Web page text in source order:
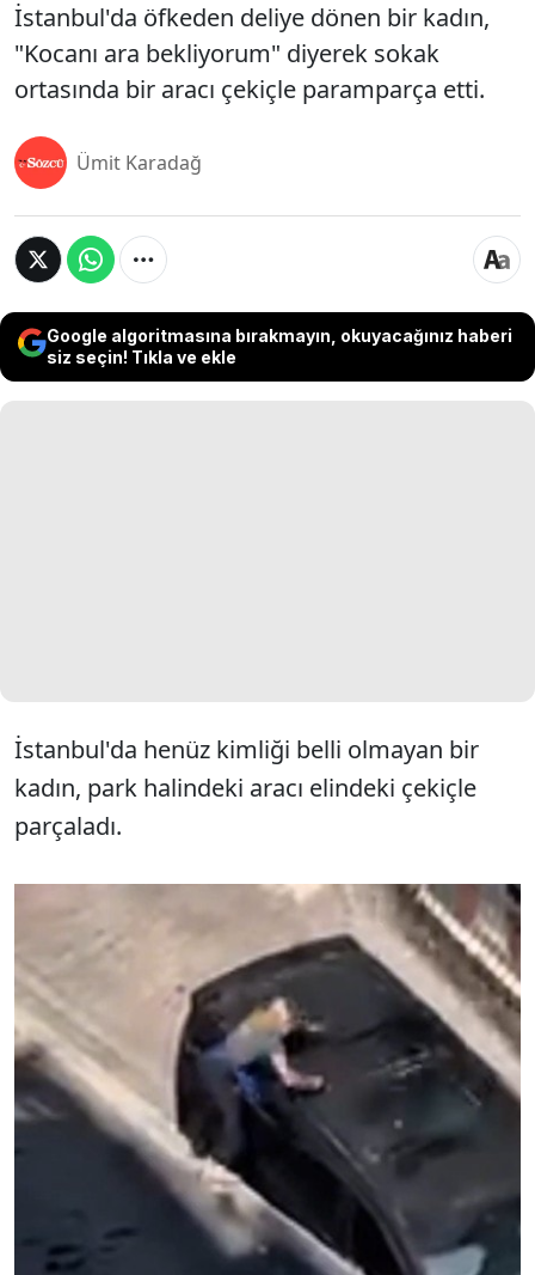
İstanbul'da öfkeden deliye dönen bir kadın,
"Kocanı ara bekliyorum" diyerek sokak
ortasında bir aracı çekiçle paramparça etti.
Ümit Karadağ
Google algoritmasına bırakmayın, okuyacağınız haberi
siz seçin! Tıkla ve ekle
İstanbul'da henüz kimliği belli olmayan bir
kadın, park halindeki aracı elindeki çekiçle
parçaladı.